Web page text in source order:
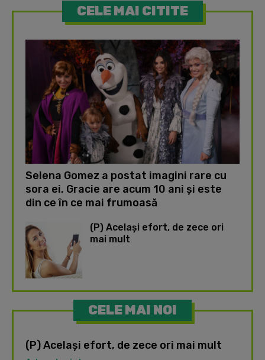
CELE MAI CITITE
Selena Gomez a postat imagini rare cu
sora ei. Gracie are acum 10 ani și este
din ce în ce mai frumoasă
(P) Același efort, de zece ori
mai mult
CELE MAI NOI
(P) Același efort, de zece ori mai mult